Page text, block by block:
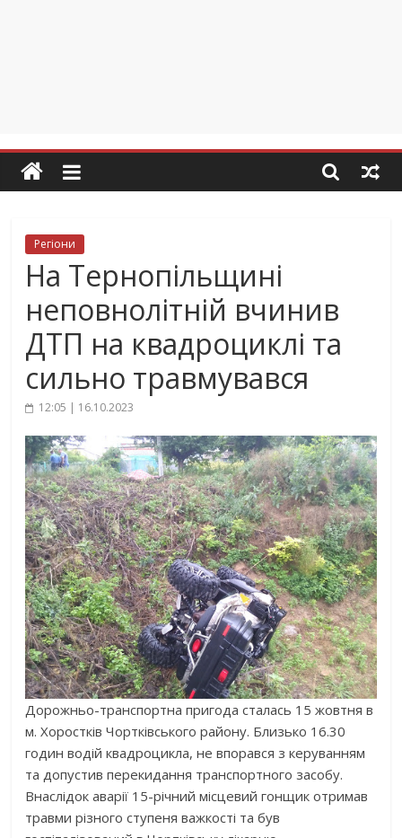
Регіони
На Тернопільщині
неповнолітній вчинив
ДТП на квадроциклі та
сильно травмувався
12:05 | 16.10.2023
Дорожньо-транспортна пригода сталась 15 жовтня в
м. Хоростків Чортківського району. Близько 16.30
годин водій квадроцикла, не впорався з керуванням
та допустив перекидання транспортного засобу.
Внаслідок аварії 15-річний місцевий гонщик отримав
травми різного ступеня важкості та був